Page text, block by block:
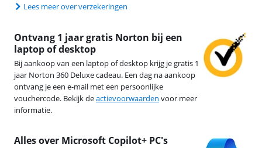
Lees meer over verzekeringen
Alles over Microsoft Copilot+ PC's
Ontvang 1 jaar gratis Norton bij een
laptop of desktop
Bij aankoop van een laptop of desktop krijg je gratis 1
jaar Norton 360 Deluxe cadeau. Een dag na aankoop
ontvang je een e-mail met een persoonlijke
vouchercode. Bekijk deactievoorwaarden voor meer
informatie.